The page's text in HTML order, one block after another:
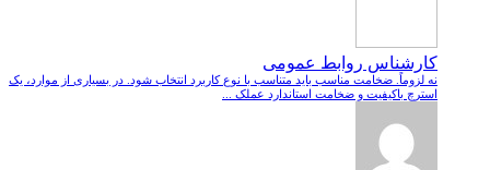
کارشناس روابط عمومی
نه لزوماً. ضخامت مناسب باید متناسب با نوع کاربرد انتخاب شود. در بسیاری از موارد، یک
استرچ باکیفیت و ضخامت استاندارد عملک ...